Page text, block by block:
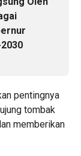
pentingnya
tombak
memberikan